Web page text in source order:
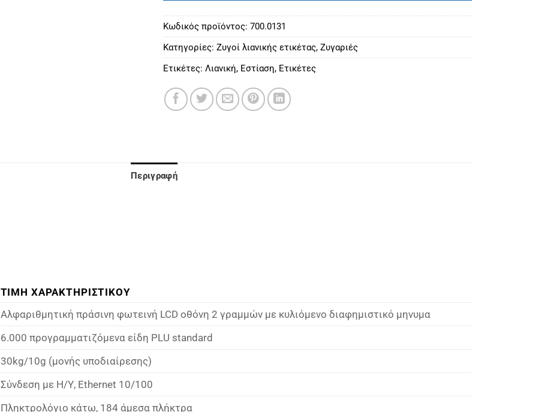
Κωδικός προϊόντος: 700.0131
Κατηγορίες: Ζυγοί λιανικής ετικέτας, Ζυγαριές
Ετικέτες: Λιανική, Εστίαση, Ετικέτες
Περιγραφή
ΤΙΜΗ ΧΑΡΑΚΤΗΡΙΣΤΙΚΟΥ
Αλφαριθμητική πράσινη φωτεινή LCD οθόνη 2 γραμμών με κυλιόμενο διαφημιστικό μηνυμα
6.000 προγραμματιζόμενα είδη PLU standard
30kg/10g (μονής υποδιαίρεσης)
Σύνδεση με Η/Υ, Ethernet 10/100
Πληκτρολόγιο κάτω, 184 άμεσα πλήκτρα